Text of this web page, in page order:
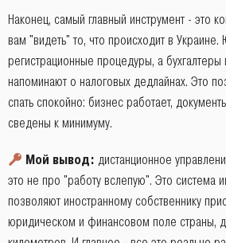
Наконец, самый главный инструмент - это
вам "видеть" то, что происходит в
регистрационные процедуры, а бухгалтеры
напоминают о налоговых дедлайнах. Это
спать спокойно: бизнес работает,
сведены к минимуму.
Мой вывод: дистанционное
это не про "работу вслепую". Это система
позволяют иностранному собственнику
юридическом и финансовом поле страны,